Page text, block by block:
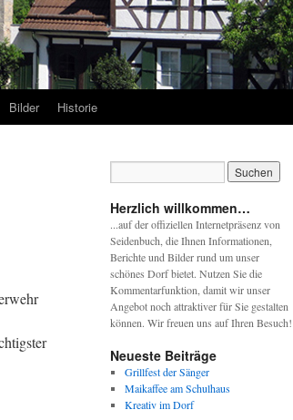
Bilder Historie
Herzlich willkommen…
...auf der offiziellen Internetpräsenz von
Seidenbuch, die Ihnen Informationen,
Berichte und Bilder rund um unser
schönes Dorf bietet. Nutzen Sie die
Kommentarfunktion, damit wir unser
Angebot noch attraktiver für Sie gestalten
können. Wir freuen uns auf Ihren Besuch!
Neueste Beiträge
Grillfest der Sänger
Maikaffee am Schulhaus
Kreativ im Dorf